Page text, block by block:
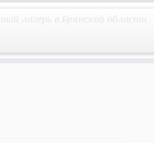
лагерь в Брянской области